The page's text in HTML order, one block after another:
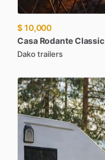
$ 10,000
Casa RodanteClassic
Dako trailers